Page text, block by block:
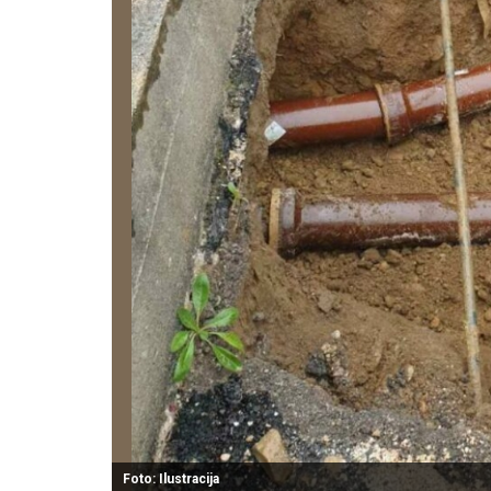
Foto: Ilustracija